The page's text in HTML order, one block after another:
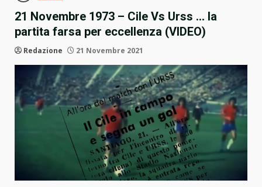
21 Novembre 1973 – Cile Vs Urss … la
partita farsa per eccellenza (VIDEO)
Redazione 21 Novembre 2021